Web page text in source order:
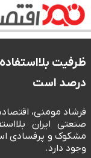
درصد است
فرشاد مومنی،
صنعتی ایران
مشکوک و پرفسادی
وجود دارد.